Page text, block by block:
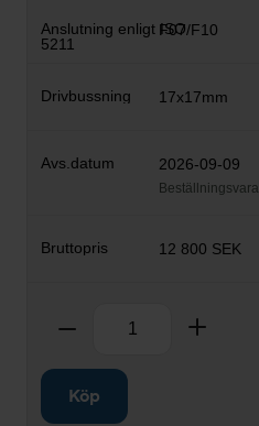
F07/F10
17x17mm
2026-09-09
Beställningsvara
12 800 SEK
Ta bort
Köp